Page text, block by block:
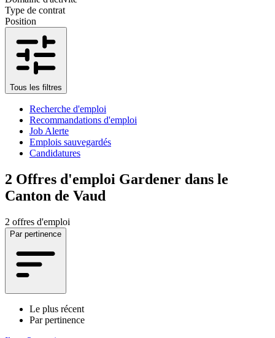
Type de contrat
Position
Tous les filtres
Recherche d'emploi
Recommandations d'emploi
Job Alerte
Emplois sauvegardés
Candidatures
2 Offres d'emploi Gardener dans le
Canton de Vaud
2 offres d'emploi
Par pertinence
Le plus récent
Par pertinence